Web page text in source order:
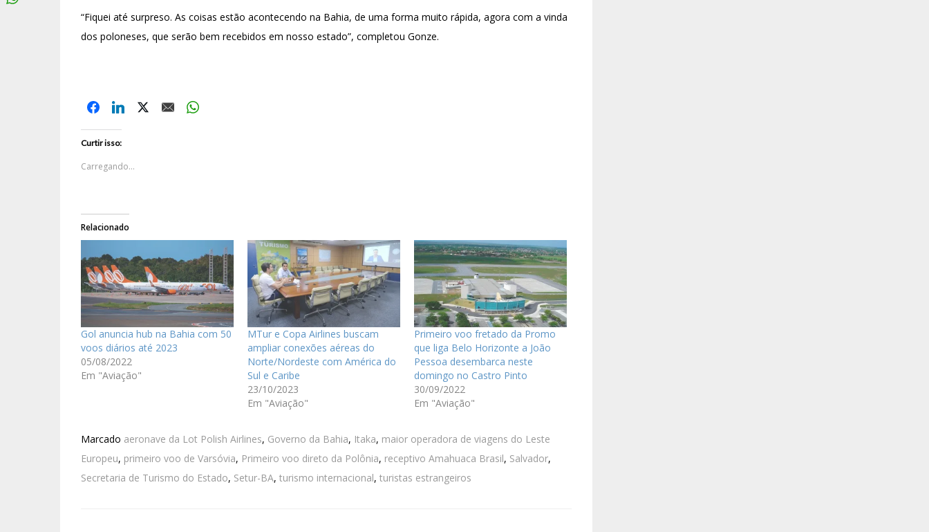
“Fiquei até surpreso. As coisas estão acontecendo na Bahia, de uma forma muito rápida, agora com a vinda
dos poloneses, que serão bem recebidos em nosso estado”, completou Gonze.
Curtir isso:
Carregando...
Relacionado
Gol anuncia hub na Bahia com 50
voos diários até 2023
05/08/2022
Em "Aviação"
MTur e Copa Airlines buscam
ampliar conexões aéreas do
Norte/Nordeste com América do
Sul e Caribe
23/10/2023
Em "Aviação"
Primeiro voo fretado da Promo
que liga Belo Horizonte a João
Pessoa desembarca neste
domingo no Castro Pinto
30/09/2022
Em "Aviação"
Marcado aeronave da Lot Polish Airlines, Governo da Bahia, Itaka, maior operadora de viagens do Leste
Europeu, primeiro voo de Varsóvia, Primeiro voo direto da Polônia, receptivo Amahuaca Brasil, Salvador,
Secretaria de Turismo do Estado, Setur-BA, turismo internacional, turistas estrangeiros